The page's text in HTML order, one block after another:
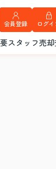
会員登録 ログイ
スタッフ売